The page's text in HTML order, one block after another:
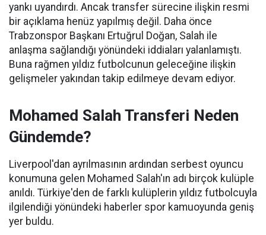
yankı uyandırdı. Ancak transfer sürecine ilişkin resmi
bir açıklama henüz yapılmış değil. Daha önce
Trabzonspor Başkanı Ertuğrul Doğan, Salah ile
anlaşma sağlandığı yönündeki iddiaları yalanlamıştı.
Buna rağmen yıldız futbolcunun geleceğine ilişkin
gelişmeler yakından takip edilmeye devam ediyor.
Mohamed Salah Transferi Neden
Gündemde?
Liverpool'dan ayrılmasının ardından serbest oyuncu
konumuna gelen Mohamed Salah'ın adı birçok kulüple
anıldı. Türkiye'den de farklı kulüplerin yıldız futbolcuyla
ilgilendiği yönündeki haberler spor kamuoyunda geniş
yer buldu.